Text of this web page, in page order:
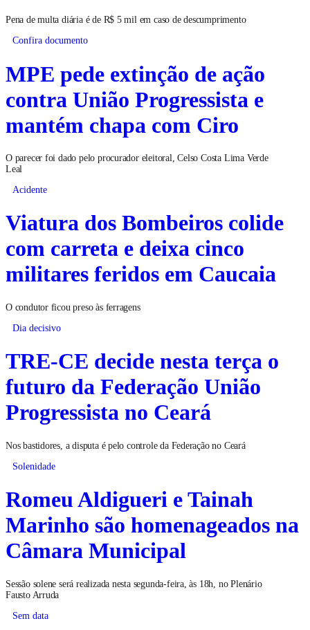
Pena de multa diária é de R$ 5 mil em caso de descumprimento
Confira documento
MPE pede extinção de ação
contra União Progressista e
mantém chapa com Ciro
O parecer foi dado pelo procurador eleitoral, Celso Costa Lima Verde
Leal
Acidente
Viatura dos Bombeiros colide
com carreta e deixa cinco
militares feridos em Caucaia
O condutor ficou preso às ferragens
Dia decisivo
TRE-CE decide nesta terça o
futuro da Federação União
Progressista no Ceará
Nos bastidores, a disputa é pelo controle da Federação no Ceará
Solenidade
Romeu Aldigueri e Tainah
Marinho são homenageados na
Câmara Municipal
Sessão solene será realizada nesta segunda-feira, às 18h, no Plenário
Fausto Arruda
Sem data